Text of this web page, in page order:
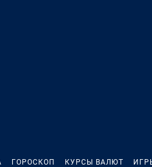
ГОРОСКОП КУРСЫ ВАЛЮТ